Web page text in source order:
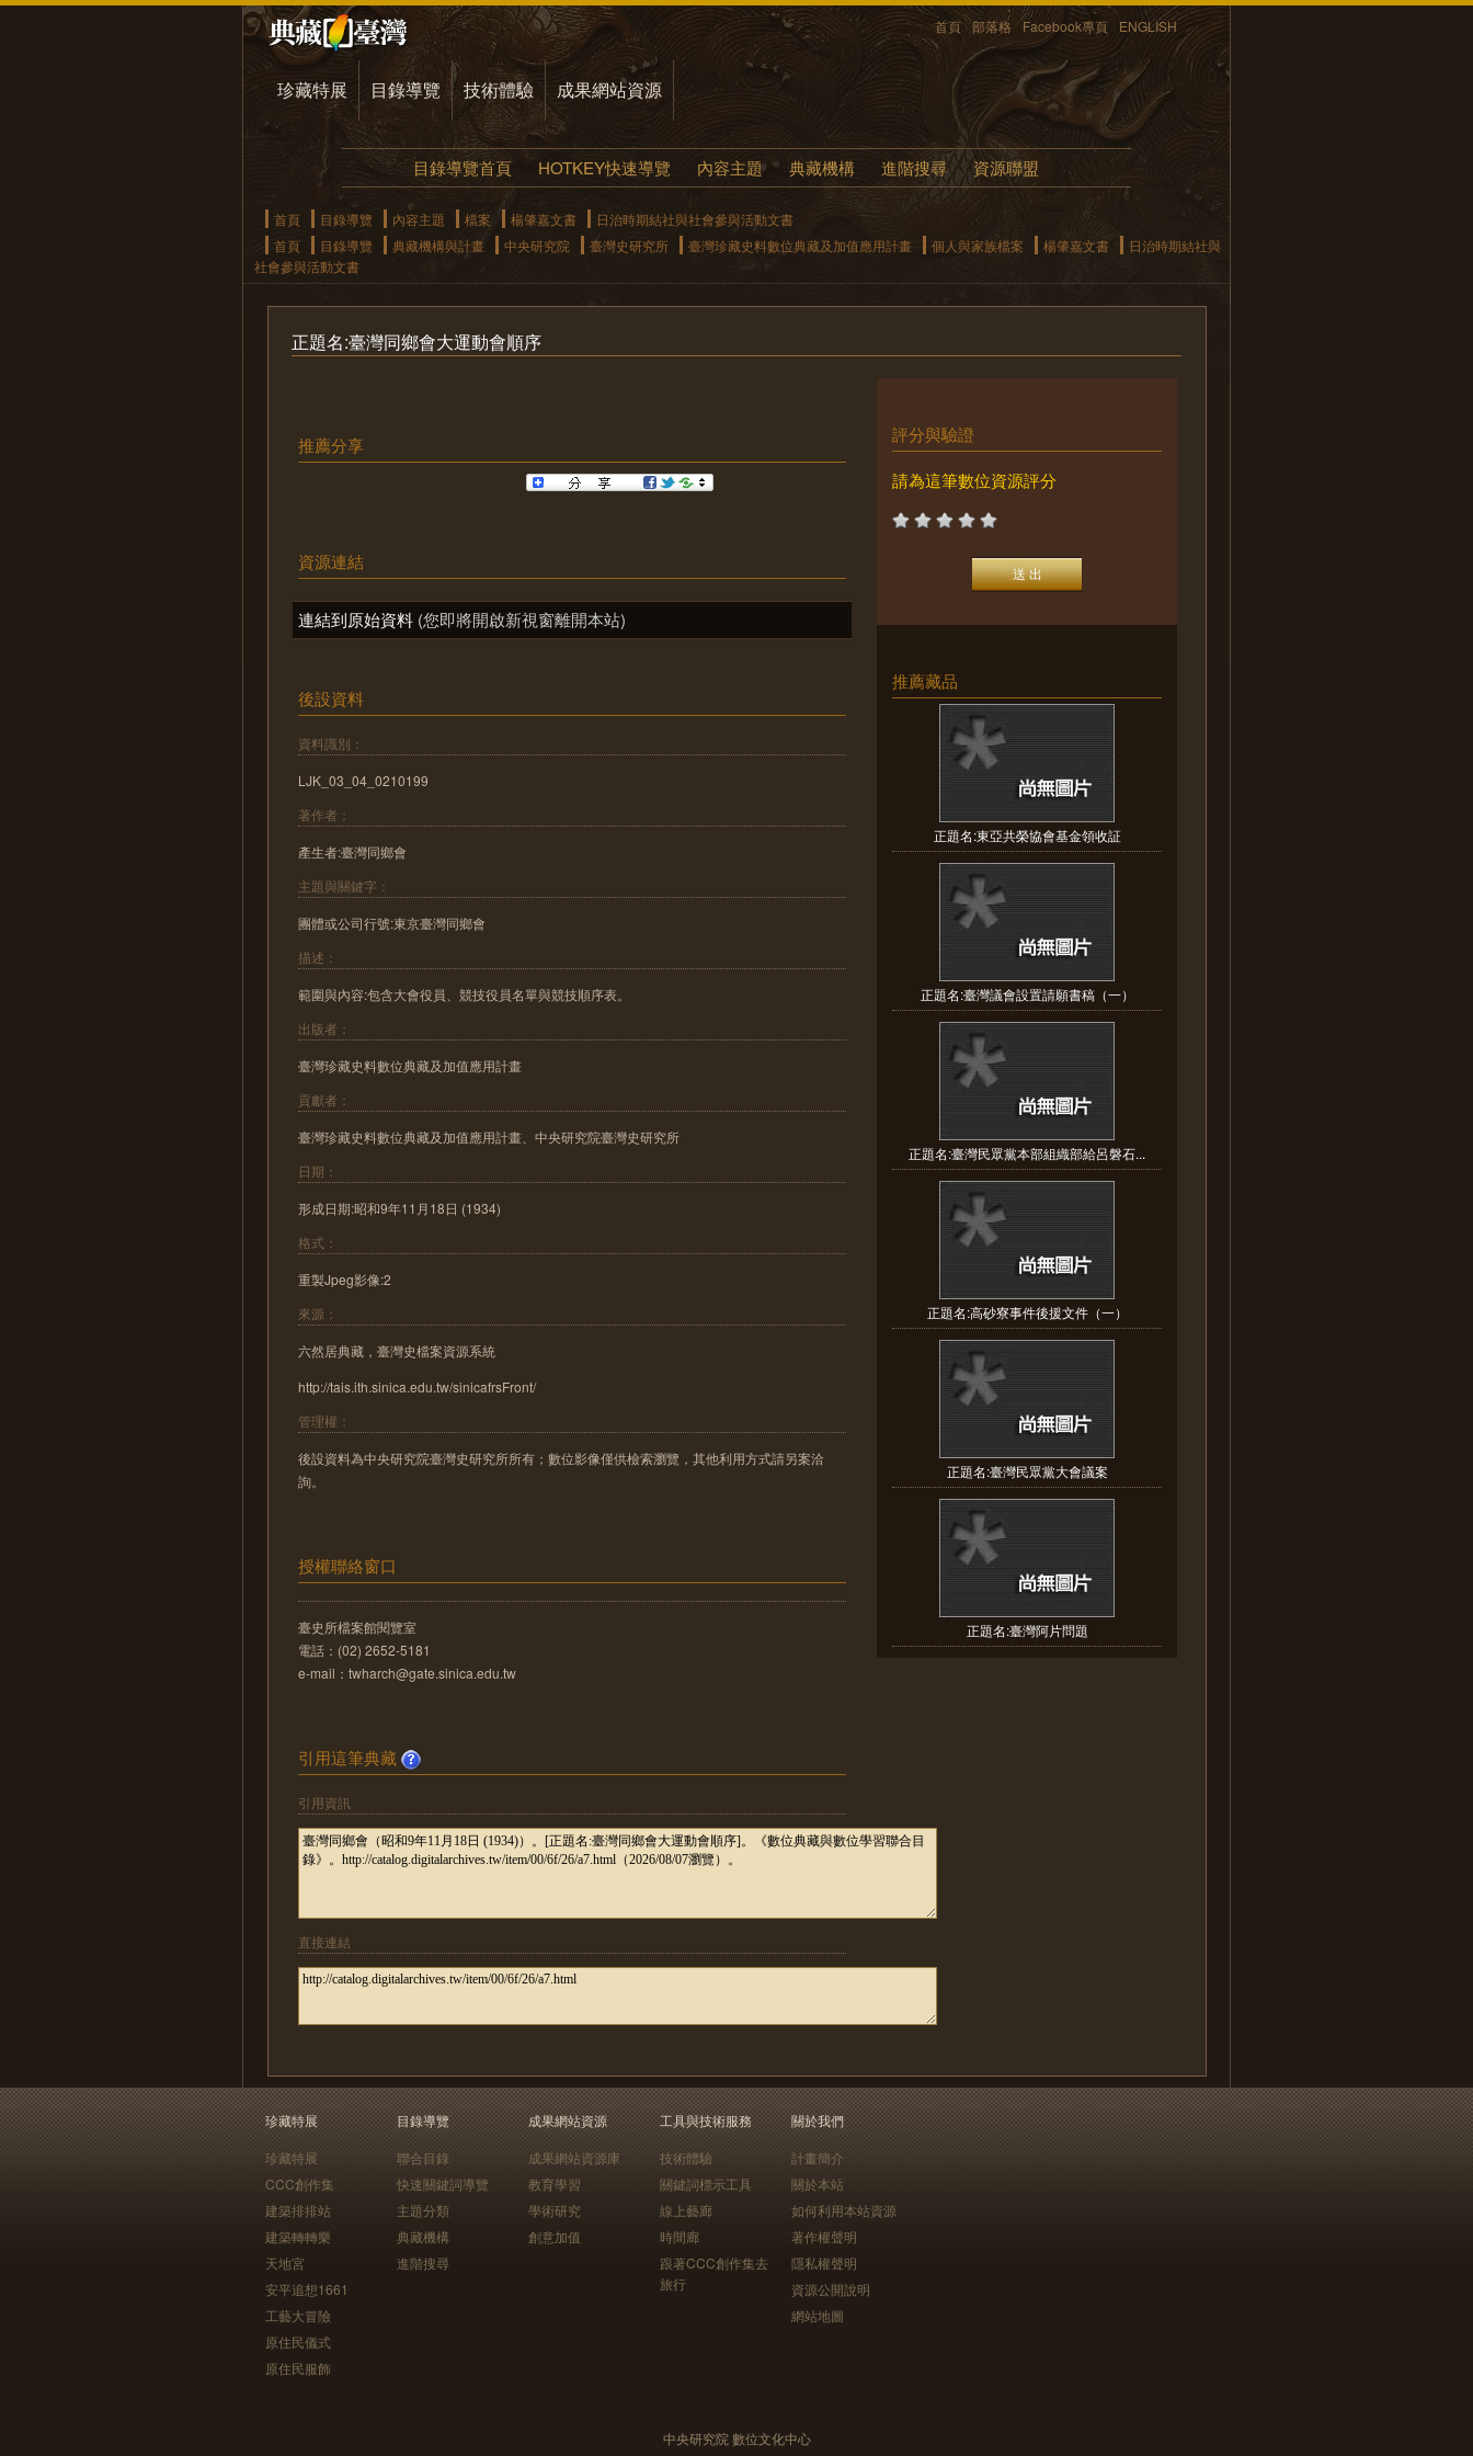
首頁 部落格 Facebook專頁 ENGLISH
珍藏特展 目錄導覽 技術體驗 成果網站資源
目錄導覽首頁 HOTKEY快速導覽 內容主題 典藏機構 進階搜尋 資源聯盟
首頁 目錄導覽 內容主題 檔案 楊肇嘉文書
日治時期結社與社會參與活動文書
首頁
目錄導覽 典藏機構與計畫 中央研究院 臺灣史研究所 臺灣珍藏史料數位典藏及加值應用計畫 個人與家族檔案 楊肇嘉文書
日治時期結社與
社會參與活動文書
正題名:臺灣同鄉會大運動會順序
推薦分享
資源連結
連結到原始資料 (您即將開啟新視窗離開本站)
後設資料
資料識別：
LJK_03_04_0210199
著作者：
產生者:臺灣同鄉會
主題與關鍵字：
團體或公司行號:東京臺灣同鄉會
描述：
範圍與內容:包含大會役員、競技役員名單與競技順序表。
出版者：
臺灣珍藏史料數位典藏及加值應用計畫
貢獻者：
臺灣珍藏史料數位典藏及加值應用計畫、中央研究院臺灣史研究所
日期：
形成日期:昭和9年11月18日 (1934)
格式：
重製Jpeg影像:2
來源：
六然居典藏，臺灣史檔案資源系統
http://tais.ith.sinica.edu.tw/sinicafrsFront/
管理權：
後設資料為中央研究院臺灣史研究所所有；數位影像僅供檢索瀏覽，其他利用方式請另案洽
詢。
授權聯絡窗口
臺史所檔案館閱覽室
電話：(02) 2652-5181
e-mail：twharch@gate.sinica.edu.tw
引用這筆典藏
引用資訊
直接連結
評分與驗證
請為這筆數位資源評分
推薦藏品
正題名:東亞共榮協會基金領收証
正題名:臺灣議會設置請願書稿（一）
正題名:臺灣民眾黨本部組織部給呂磐石...
正題名:高砂寮事件後援文件（一）
正題名:臺灣民眾黨大會議案
正題名:臺灣阿片問題
珍藏特展
珍藏特展
CCC創作集
建築排排站
建築轉轉樂
天地宮
安平追想1661
工藝大冒險
原住民儀式
原住民服飾
目錄導覽
聯合目錄
快速關鍵詞導覽
主題分類
典藏機構
進階搜尋
成果網站資源
成果網站資源庫
教育學習
學術研究
創意加值
工具與技術服務
技術體驗
關鍵詞標示工具
線上藝廊
時間廊
跟著CCC創作集去
旅行
關於我們
計畫簡介
關於本站
如何利用本站資源
著作權聲明
隱私權聲明
資源公開說明
網站地圖
中央研究院 數位文化中心